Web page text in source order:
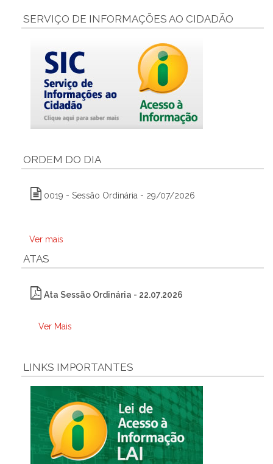
SERVIÇO DE INFORMAÇÕES AO CIDADÃO
ORDEM DO DIA
0019 - Sessão Ordinária - 29/07/2026
Ver mais
ATAS
Ata Sessão Ordinária - 22.07.2026
Ver Mais
LINKS IMPORTANTES